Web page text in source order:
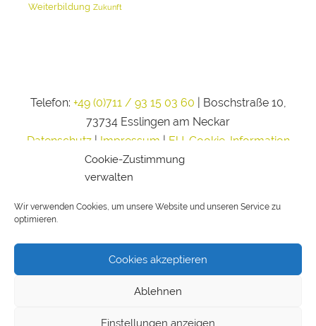
Cookie-Zustimmung
verwalten
Wir verwenden Cookies, um unsere Website und unseren Service zu
optimieren.
Cookies akzeptieren
Ablehnen
Einstellungen anzeigen
Weiterbildung Zukunft
Telefon: +49 (0)711 / 93 15 03 60 | Boschstraße 10,
73734 Esslingen am Neckar
Datenschutz| Impressum | EU-Cookie-Information